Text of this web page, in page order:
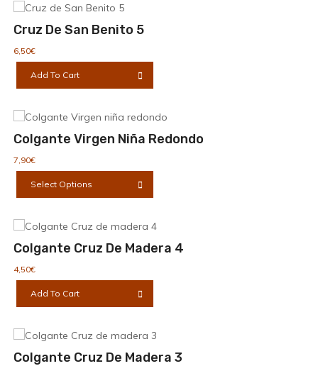
Cruz De San Benito 5
6,50€
Add To Cart
Colgante Virgen Niña Redondo
7,90€
Select Options
múltiples
Las
la
página
Colgante Cruz De Madera 4
4,50€
Add To Cart
Colgante Cruz De Madera 3